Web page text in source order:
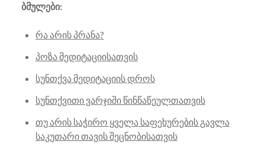
ბმულები:
რა არის პრანა?
პოზა მედიტაციისათვის
სუნთქვა მედიტაციის დროს
სუნთქვითი ვარჯიში წინწაწეულთათვის
თუ არის საჭირო ყველა საფეხურების გავლა
საკუთარი თავის შეცნობისათვის